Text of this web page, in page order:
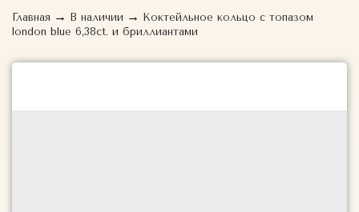
Главная → В наличии →
Коктейльное кольцо с топазом
london blue 6,38ct. и бриллиантами